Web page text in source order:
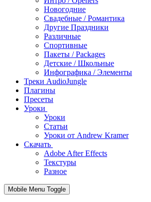
Новогодние
Свадебные / Романтика
Другие Праздники
Различные
Спортивные
Пакеты / Packages
Детские / Школьные
Инфографика / Элементы
Треки AudioJungle
Плагины
Пресеты
Уроки
Уроки
Статьи
Уроки от Andrew Kramer
Скачать
Adobe After Effects
Текстуры
Разное
Mobile Menu Toggle